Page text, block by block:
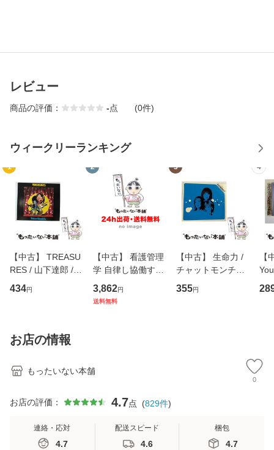
レビュー
商品の評価： -点 (0件)
ウィークリーランキング
1
【中古】 TREASU
RES / 山下達郎 /
イーストウエス
ト・ジャパン [CD]
434円
2
【中古】 看護管理
学 自律し協働する
専門職の看護マネ
ジメントスキル 改
3,862円
送料無料
3
【中古】 生命力 /
チャットモンチー /
キューンレコード
[CD]【メール便送
355円
4
【
のが
お店の情報
もったいない本舗
0
お店の評価： 4.7点 (829件)
連絡・応対
4.7
配送スピード
4.6
梱包
4.7